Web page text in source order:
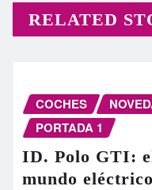
RELATED
COCHES
PORTADA 1
ID. Polo GTI:
mundo